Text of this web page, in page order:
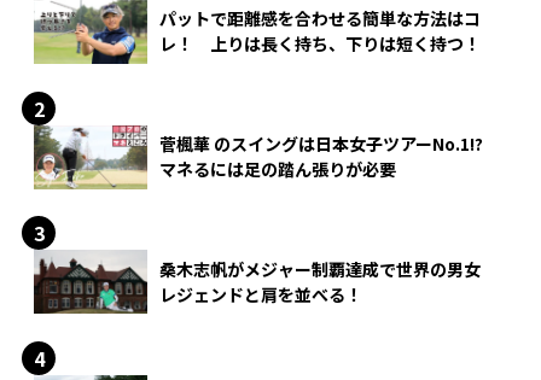
パットで距離感を合わせる簡単な方法はコ
レ！ 上りは長く持ち、下りは短く持つ！
菅楓華 のスイングは日本女子ツアーNo.1!?
マネるには足の踏ん張りが必要
桑木志帆がメジャー制覇達成で世界の男女
レジェンドと肩を並べる！